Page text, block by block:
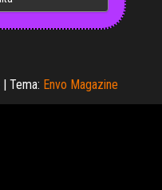
| Tema: Envo Magazine